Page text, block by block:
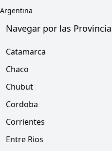
Argentina
Navegar por las
Catamarca
Chaco
Chubut
Cordoba
Corrientes
Entre Rios